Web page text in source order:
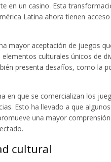
en un casino. Esta
Latina ahora tienen
mayor aceptación de juegos
culturales únicos de
presenta desafíos, como la
en que se comercializan los
Esto ha llevado a que
una mayor
cultural